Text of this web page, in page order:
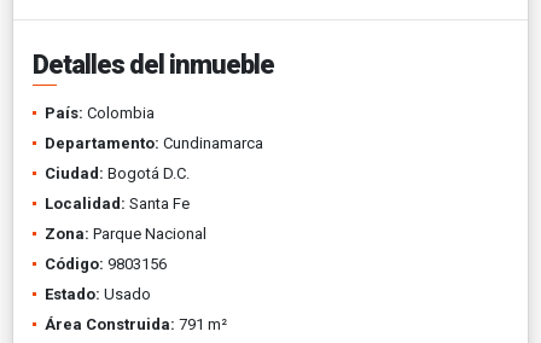
Detalles del inmueble
País: Colombia
Departamento: Cundinamarca
Ciudad: Bogotá D.C.
Localidad: Santa Fe
Zona: Parque Nacional
Código: 9803156
Estado: Usado
Área Construida: 791 m²